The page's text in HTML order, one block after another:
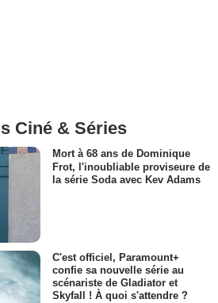
Ciné & Séries
Mort à 68 ans de Dominique
Frot, l'inoubliable proviseure de
la série Soda avec Kev Adams
C'est officiel, Paramount+
confie sa nouvelle série au
scénariste de Gladiator et
Skyfall ! À quoi s'attendre ?